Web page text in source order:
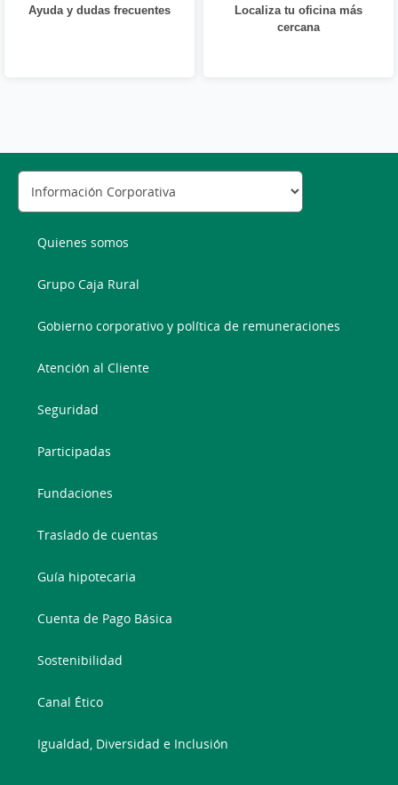
Ayuda y dudas frecuentes
Localiza tu oficina más
cercana
Quienes somos
Grupo Caja Rural
Gobierno corporativo y política de remuneraciones
Atención al Cliente
Seguridad
Participadas
Fundaciones
Traslado de cuentas
Guía hipotecaria
Cuenta de Pago Básica
Sostenibilidad
Canal Ético
Igualdad, Diversidad e Inclusión